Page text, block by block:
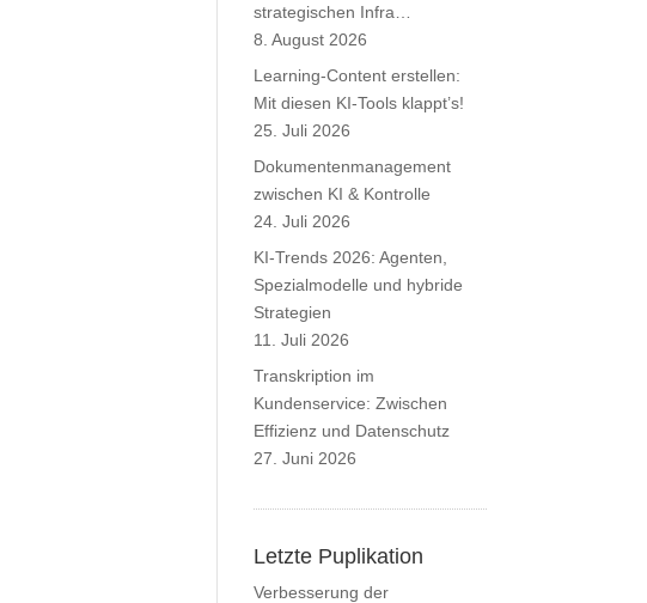
strategischen Infra…
8. August 2026
Learning-Content erstellen:
Mit diesen KI-Tools klappt’s!
25. Juli 2026
Dokumentenmanagement
zwischen KI & Kontrolle
24. Juli 2026
KI-Trends 2026: Agenten,
Spezialmodelle und hybride
Strategien
11. Juli 2026
Transkription im
Kundenservice: Zwischen
Effizienz und Datenschutz
27. Juni 2026
Letzte Puplikation
Verbesserung der